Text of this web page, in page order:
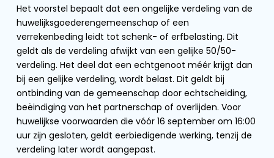
Het voorstel bepaalt dat een ongelijke verdeling van de
huwelijksgoederengemeenschap of een
verrekenbeding leidt tot schenk- of erfbelasting. Dit
geldt als de verdeling afwijkt van een gelijke 50/50-
verdeling. Het deel dat een echtgenoot méér krijgt dan
bij een gelijke verdeling, wordt belast. Dit geldt bij
ontbinding van de gemeenschap door echtscheiding,
beëindiging van het partnerschap of overlijden. Voor
huwelijkse voorwaarden die vóór 16 september om 16:00
uur zijn gesloten, geldt eerbiedigende werking, tenzij de
verdeling later wordt aangepast.